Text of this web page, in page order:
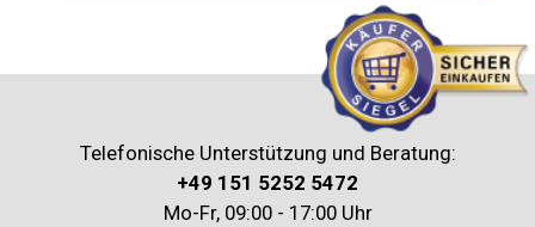
Telefonische Unterstützung und Beratung:
+49 151 5252 5472
Mo-Fr, 09:00 - 17:00 Uhr